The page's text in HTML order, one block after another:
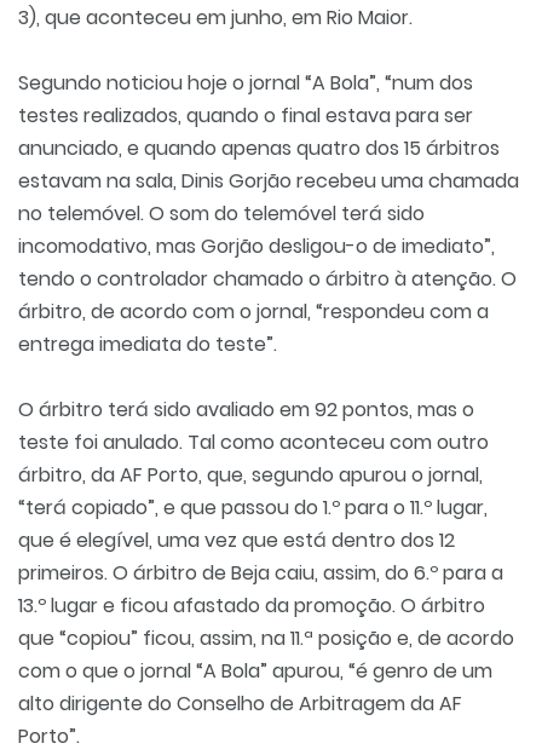
3), que aconteceu em junho, em Rio Maior.
Segundo noticiou hoje o jornal “A Bola”, “num dos
testes realizados, quando o final estava para ser
anunciado, e quando apenas quatro dos 15 árbitros
estavam na sala, Dinis Gorjão recebeu uma chamada
no telemóvel. O som do telemóvel terá sido
incomodativo, mas Gorjão desligou-o de imediato”,
tendo o controlador chamado o árbitro à atenção. O
árbitro, de acordo com o jornal, “respondeu com a
entrega imediata do teste”.
O árbitro terá sido avaliado em 92 pontos, mas o
teste foi anulado. Tal como aconteceu com outro
árbitro, da AF Porto, que, segundo apurou o jornal,
“terá copiado”, e que passou do 1.º para o 11.º lugar,
que é elegível, uma vez que está dentro dos 12
primeiros. O árbitro de Beja caiu, assim, do 6.º para a
13.º lugar e ficou afastado da promoção. O árbitro
que “copiou” ficou, assim, na 11.ª posição e, de acordo
com o que o jornal “A Bola” apurou, “é genro de um
alto dirigente do Conselho de Arbitragem da AF
Porto”.